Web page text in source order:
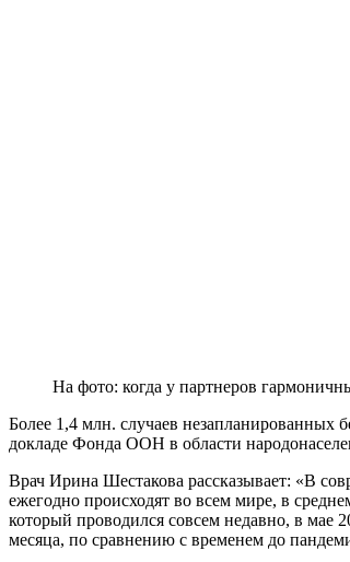
На фото: когда у партнеров
Более 1,4 млн. случаев
докладе Фонда ООН в области
Врач Ирина Шестакова рассказывает: «В
ежегодно происходят во всем мире, в
который проводился совсем недавно, в мае
месяца, по сравнению с временем до